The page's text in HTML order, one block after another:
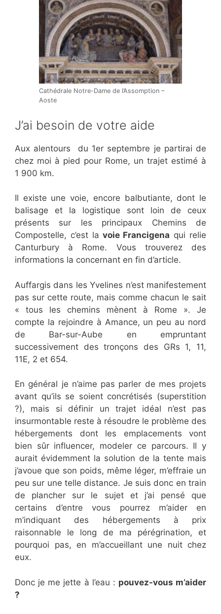
Cathédrale Notre-Dame de l’Assomption –
Aoste
J’ai besoin de votre aide
Aux alentours du 1er septembre je partirai de
chez moi à pied pour Rome, un trajet estimé à
1 900 km.
Il existe une voie, encore balbutiante, dont le
balisage et la logistique sont loin de ceux
présents sur les principaux Chemins de
Compostelle, c’est la voie Francigena qui relie
Canturbury à Rome. Vous trouverez des
informations la concernant en fin d’article.
Auffargis dans les Yvelines n’est manifestement
pas sur cette route, mais comme chacun le sait
« tous les chemins mènent à Rome ». Je
compte la rejoindre à Amance, un peu au nord
de Bar-sur-Aube en empruntant
successivement des tronçons des GRs 1, 11,
11E, 2 et 654.
En général je n’aime pas parler de mes projets
avant qu’ils se soient concrétisés (superstition
?), mais si définir un trajet idéal n’est pas
insurmontable reste à résoudre le problème des
hébergements dont les emplacements vont
bien sûr influencer, modeler ce parcours. Il y
aurait évidemment la solution de la tente mais
j’avoue que son poids, même léger, m’effraie un
peu sur une telle distance. Je suis donc en train
de plancher sur le sujet et j’ai pensé que
certains d’entre vous pourrez m’aider en
m’indiquant des hébergements à prix
raisonnable le long de ma pérégrination, et
pourquoi pas, en m’accueillant une nuit chez
eux.
Donc je me jette à l’eau : pouvez-vous m’aider
?